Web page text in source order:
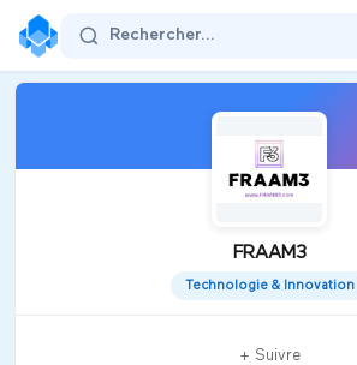
Rechercher...
FRAAM3
Technologie & Innovation
+ Suivre